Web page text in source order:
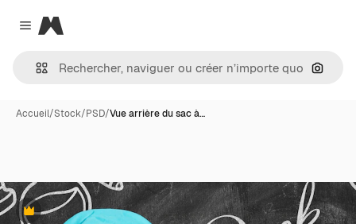
Close menu
Magnific
Accueil/Stock/PSD/Vue arrière du sac à…
Premium